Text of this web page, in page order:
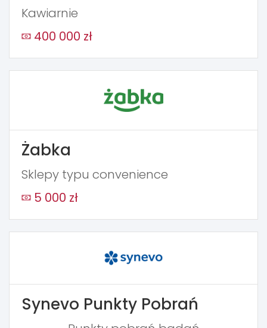
Kawiarnie
400 000 zł
Żabka
Sklepy typu convenience
5 000 zł
Synevo Punkty Pobrań